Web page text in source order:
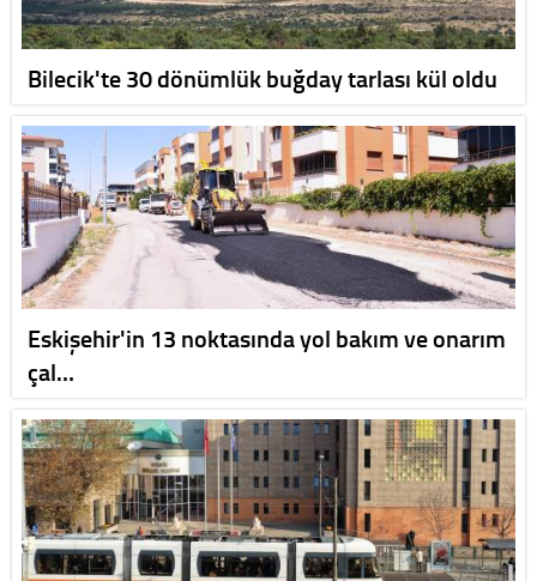
Bilecik'te 30 dönümlük buğday tarlası kül oldu
Eskişehir'in 13 noktasında yol bakım ve onarım
çal…